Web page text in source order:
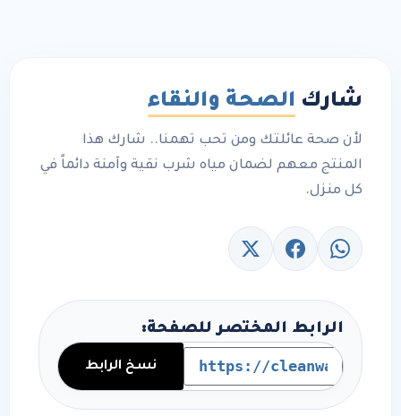
شارك الصحة والنقاء
لأن صحة عائلتك ومن تحب تهمنا.. شارك هذا
المنتج معهم لضمان مياه شرب نقية وآمنة دائماً في
كل منزل.
الرابط المختصر للصفحة:
نسخ الرابط